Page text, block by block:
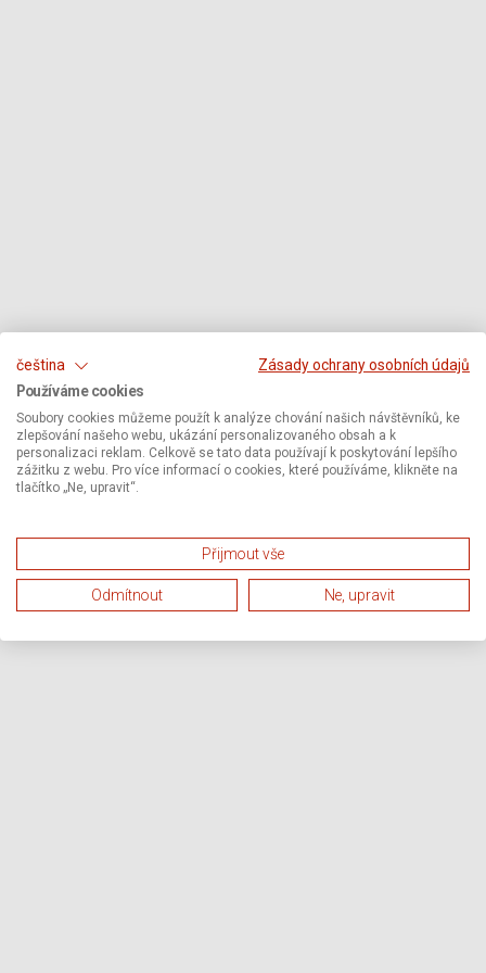
čeština
Zásady ochrany osobních údajů
Používáme cookies
Soubory cookies můžeme použít k analýze chování našich návštěvníků, ke
zlepšování našeho webu, ukázání personalizovaného obsah a k
personalizaci reklam. Celkově se tato data používají k poskytování lepšího
zážitku z webu. Pro více informací o cookies, které používáme, klikněte na
tlačítko „Ne, upravit“.
Přijmout vše
Odmítnout Ne, upravit